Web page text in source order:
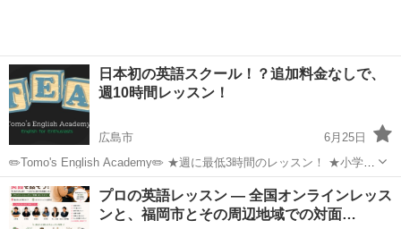
日本初の英語スクール！？追加料金なしで、
週10時間レッスン！
広島市
6月25日
✏️Tomo's English Academy✏️ ★週に最低3時間のレッスン！ ★小学生
で英検準2〜2級、中学生で準1級、高校卒業までに英語圏の大学で講義
が受けられるレベルを目指します(目安 TOEFL ...
広島 広島市 英会話
プロの英語レッスン ― 全国オンラインレッス
ンと、福岡市とその周辺地域での対面…